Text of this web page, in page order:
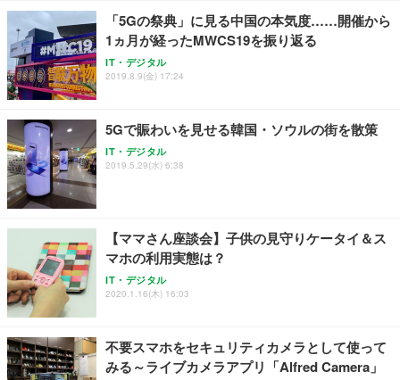
「5Gの祭典」に見る中国の本気度……開催から
1ヵ月が経ったMWCS19を振り返る
IT・デジタル
2019.8.9(金) 17:24
5Gで賑わいを見せる韓国・ソウルの街を散策
IT・デジタル
2019.5.29(水) 6:38
【ママさん座談会】子供の見守りケータイ＆ス
マホの利用実態は？
IT・デジタル
2020.1.16(木) 16:03
不要スマホをセキュリティカメラとして使って
みる～ライブカメラアプリ「Alfred Camera」